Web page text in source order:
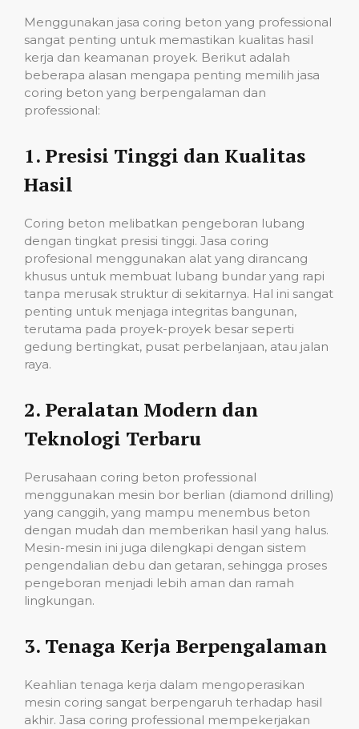
Menggunakan jasa coring beton yang professional
sangat penting untuk memastikan kualitas hasil
kerja dan keamanan proyek. Berikut adalah
beberapa alasan mengapa penting memilih jasa
coring beton yang berpengalaman dan
professional:
1. Presisi Tinggi dan Kualitas
Hasil
Coring beton melibatkan pengeboran lubang
dengan tingkat presisi tinggi. Jasa coring
profesional menggunakan alat yang dirancang
khusus untuk membuat lubang bundar yang rapi
tanpa merusak struktur di sekitarnya. Hal ini sangat
penting untuk menjaga integritas bangunan,
terutama pada proyek-proyek besar seperti
gedung bertingkat, pusat perbelanjaan, atau jalan
raya.
2. Peralatan Modern dan
Teknologi Terbaru
Perusahaan coring beton professional
menggunakan mesin bor berlian (diamond drilling)
yang canggih, yang mampu menembus beton
dengan mudah dan memberikan hasil yang halus.
Mesin-mesin ini juga dilengkapi dengan sistem
pengendalian debu dan getaran, sehingga proses
pengeboran menjadi lebih aman dan ramah
lingkungan.
3. Tenaga Kerja Berpengalaman
Keahlian tenaga kerja dalam mengoperasikan
mesin coring sangat berpengaruh terhadap hasil
akhir. Jasa coring professional mempekerjakan